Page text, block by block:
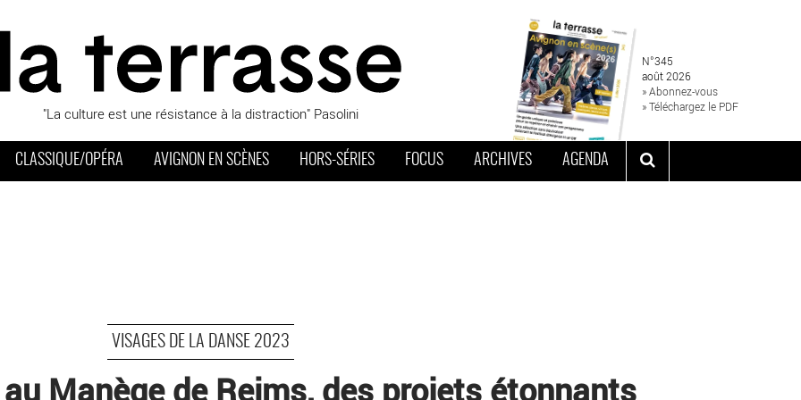
"La culture est une résistance à la distraction" Pasolini
N°345
août 2026
» Abonnez-vous
» Téléchargez le PDF
CLASSIQUE/OPÉRA AVIGNON EN SCÈNES HORS-SÉRIES FOCUS ARCHIVES AGENDA
VISAGES DE LA DANSE 2023
Manège de Reims, des projets étonnants